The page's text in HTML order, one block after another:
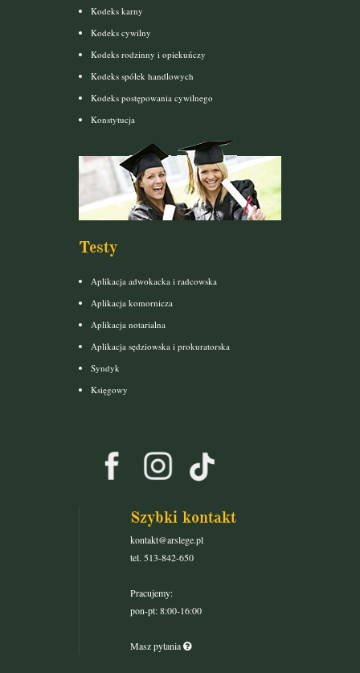
Kodeks karny
Kodeks cywilny
Kodeks rodzinny i opiekuńczy
Kodeks spółek handlowych
Kodeks postępowania cywilnego
Konstytucja
Testy
Aplikacja adwokacka i radcowska
Aplikacja komornicza
Aplikacja notarialna
Aplikacja sędziowska i prokuratorska
Syndyk
Księgowy
Szybki kontakt
kontakt@arslege.pl
tel. 513-842-650
Pracujemy:
pon-pt: 8:00-16:00
Masz pytania